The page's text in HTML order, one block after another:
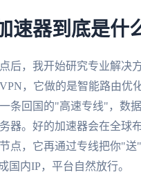
速器到底是什
后，我开始研究专业解决
，它做的是智能路由优
条回国的"高速专线"，数
器。好的加速器会在全球
点，它再通过专线把你"送
国内IP，平台自然放行。